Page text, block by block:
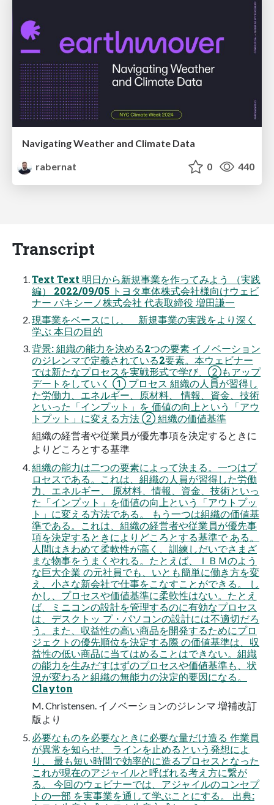
Navigating Weather and Climate Data
rabernat
0 440
Transcript
Text Text 明日から新規事業を作ってみよう （実践
編） 2022/09/05 トヨタ車体株式会社様向けウェビ
ナー パキシーノ株式会社 代表取締役 増田謙一
現事業をベースにし、 新規事業の実践をより深く
学ぶ 本日の目的
背景: 組織の能力を決める2つの要素 イノベーション
のジレンマで定義されている2要素。本ウェビナー
では新たなプロセスを実戦形式で学び、②もアップ
デートをしていく ① プロセス 組織の人員が習得し
た労働力、エネルギー、原材料、 情報、資金、技術
といった「インプット」を 価値の向上という「アウ
トプット」に変える方法 ② 組織の価値基準
組織の経営者や従業員が優先事項を決定するときに
よりどころとする基準
組織の能力は二つの要素によって決まる。一つはプ
ロセスである。これは、組織の人員が習得した労働
力、エネルギー、 原材料、情報、資金、技術といっ
た「インプット」を価値の向上という「アウトプッ
ト」に変える方法である。 もう一つは組織の価値基
準である。これは、組織の経営者や従業員が優先事
項を決定するときによりどころとする基準で ある。
人間はきわめて柔軟性が高く、訓練しだいでさまざ
まな物事をうまくやれる。たとえば、ＩＢＭのよう
な巨大企業 の元社員でも、いとも簡単に働き方を変
え、小さな新会社で仕事をこなすことができる。 し
かし、プロセスや価値基準に柔軟性はない。たとえ
ば、ミニコンの設計を管理するのに有効なプロセス
は、デスクトッ プ・パソコンの設計には不適切だろ
う。また、収益性の高い商品を開発するためにプロ
ジェクトの優先順位を決定する際 の価値基準は、収
益性の低い商品に当てはめることはできない。組織
の能力を生みだすはずのプロセスや価値基準も、状
況が変わると組織の無能力の決定的要因になる。
Clayton
M. Christensen. イノベーションのジレンマ 増補改訂
版より
必要なものを必要なときに必要な量だけ造る 作業員
が異常を知らせ、 ラインを止めるという発想によ
り、 最も短い時間で効率的に造るプロセスとなった
これが現在のアジャイルと呼ばれる考え方に繋が
る。 今回のウェビナーでは、アジャイルのコンセプ
トの一部 を実事業を通して学ぶことにする。 出典: